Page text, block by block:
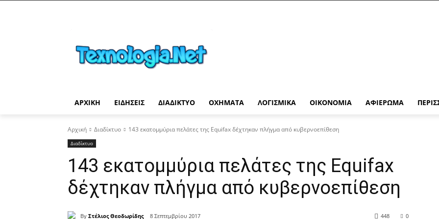
ΑΡΧΙΚΉ ΕΙΔΉΣΕΙΣ ΔΙΑΔΊΚΤΥΟ ΟΧΉΜΑΤΑ ΛΟΓΙΣΜΙΚΆ ΟΙΚΟΝΟΜΊΑ ΑΦΙΈΡΩΜΑ
Αρχική Διαδίκτυο 143 εκατομμύρια πελάτες της Equifax δέχτηκαν πλήγμα από κυβερνοεπίθεση
Διαδίκτυο
143 εκατομμύρια πελάτες της Equifax
δέχτηκαν πλήγμα από κυβερνοεπίθεση
By Στέλιος Θεοδωρίδης 8 Σεπτεμβρίου 2017 0
448